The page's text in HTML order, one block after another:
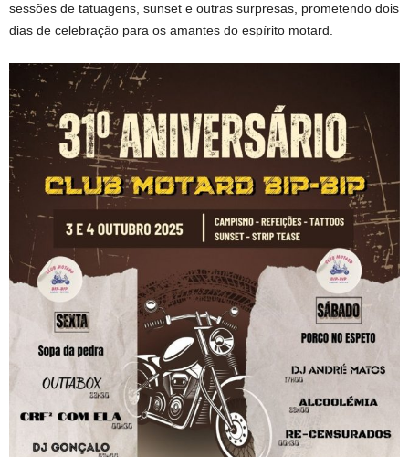
sessões de tatuagens, sunset e outras surpresas, prometendo dois
dias de celebração para os amantes do espírito motard.